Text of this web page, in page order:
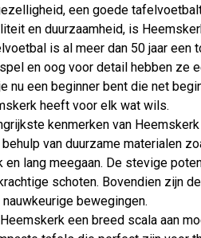
een goede
en duurzaamheid, is
is al meer dan 50 jaar
en oog voor detail hebben ze
nu een beginner bent die net
heeft voor elk wat wils.
kenmerken van
van duurzame materialen
en lang meegaan. De stevige
schoten. Bovendien zijn
bewegingen.
een breed scala aan